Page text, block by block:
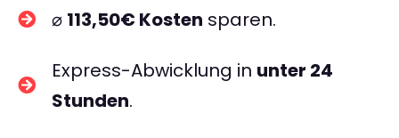
⌀ 113,50€ Kosten sparen.
Express-Abwicklung in unter 24
Stunden.